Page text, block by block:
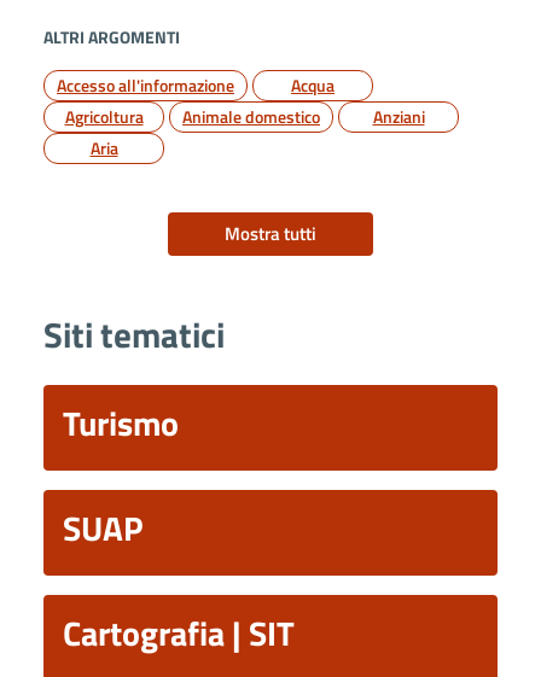
ALTRI ARGOMENTI
Accesso all'informazione
Acqua
Agricoltura
Animale domestico
Anziani
Aria
Mostra tutti
Siti tematici
Turismo
SUAP
Cartografia | SIT